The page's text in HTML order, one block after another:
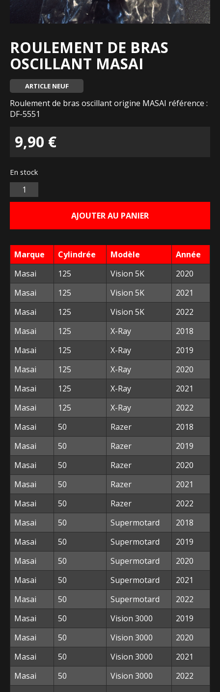
ROULEMENT DE BRAS
OSCILLANT MASAI
ARTICLE NEUF
Roulement de bras oscillant origine MASAI référence :
DF-5551
9,90 €
En stock
Quantité
AJOUTER AU PANIER
Marque Cylindrée Modèle
Année
Masai
125 Vision 5K
2020
Masai
125 Vision 5K
2021
Masai
125 Vision 5K
2022
Masai
125 X-Ray
2018
Masai
125 X-Ray
2019
Masai
125 X-Ray
2020
Masai
125 X-Ray
2021
Masai
125 X-Ray
2022
Masai
50 Razer
2018
Masai
50 Razer
2019
Masai
50 Razer
2020
Masai
50 Razer
2021
Masai
50 Razer
2022
Masai
50 Supermotard
2018
Masai
50 Supermotard
2019
Masai
50 Supermotard
2020
Masai
50 Supermotard
2021
Masai
50 Supermotard
2022
Masai
50 Vision 3000
2019
Masai
50 Vision 3000
2020
Masai
50 Vision 3000
2021
Masai
50 Vision 3000
2022